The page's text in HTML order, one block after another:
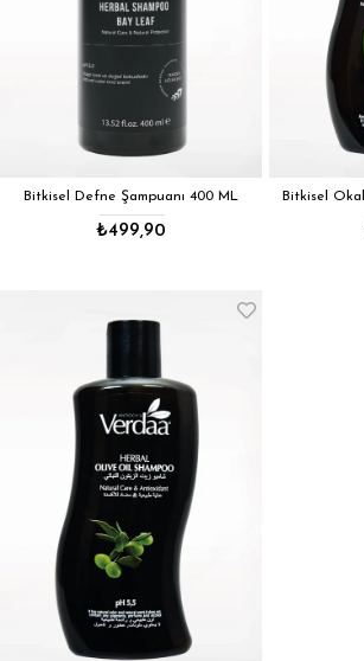
Bitkisel Defne Şampuanı 400 ML
₺499,90
Bitkisel